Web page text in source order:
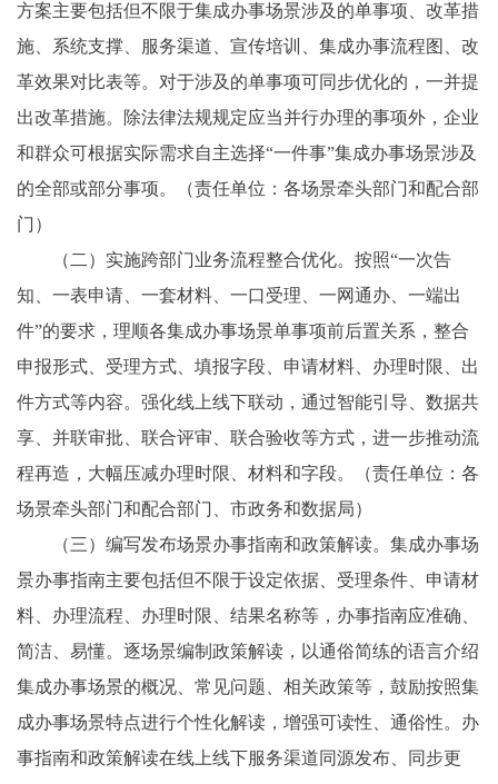
方案主要包括但不限于集成办事场景涉及的单事项、改革措
施、系统支撑、服务渠道、宣传培训、集成办事流程图、改
革效果对比表等。对于涉及的单事项可同步优化的，一并提
出改革措施。除法律法规规定应当并行办理的事项外，企业
和群众可根据实际需求自主选择“一件事”集成办事场景涉及
的全部或部分事项。（责任单位：各场景牵头部门和配合部
门）
（二）实施跨部门业务流程整合优化。按照“一次告
知、一表申请、一套材料、一口受理、一网通办、一端出
件”的要求，理顺各集成办事场景单事项前后置关系，整合
申报形式、受理方式、填报字段、申请材料、办理时限、出
件方式等内容。强化线上线下联动，通过智能引导、数据共
享、并联审批、联合评审、联合验收等方式，进一步推动流
程再造，大幅压减办理时限、材料和字段。（责任单位：各
场景牵头部门和配合部门、市政务和数据局）
（三）编写发布场景办事指南和政策解读。集成办事场
景办事指南主要包括但不限于设定依据、受理条件、申请材
料、办理流程、办理时限、结果名称等，办事指南应准确、
简洁、易懂。逐场景编制政策解读，以通俗简练的语言介绍
集成办事场景的概况、常见问题、相关政策等，鼓励按照集
成办事场景特点进行个性化解读，增强可读性、通俗性。办
事指南和政策解读在线上线下服务渠道同源发布、同步更